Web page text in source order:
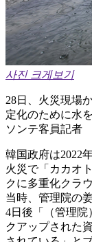
사진 크게보기
28日、火災現場
定化のために水
ソンテ客員記者
韓国政府は2022
火災で「カカオ
クに多重化クラ
当時、管理院の
4日後「（管理院
クアップされた